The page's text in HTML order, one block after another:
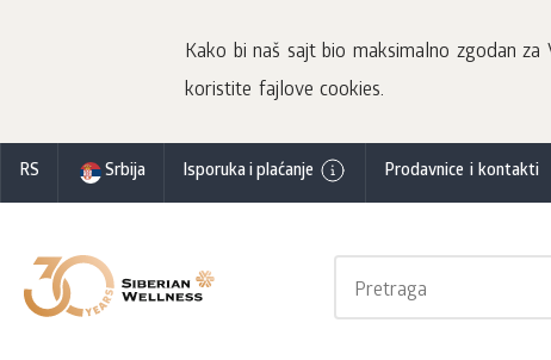
Kako bi naš sajt bio maksimalno zgodan
koristite fajlove cookies.
RS Srbija Isporuka i plaćanje Prodavnice i kontakti